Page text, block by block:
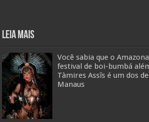
Leia mais
Você sabia que o
festival de boi-bumbá
Tàmires Assîs é um dos
Manaus